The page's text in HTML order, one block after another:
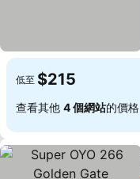
低至 $215
查看其他 4 個網站的價格